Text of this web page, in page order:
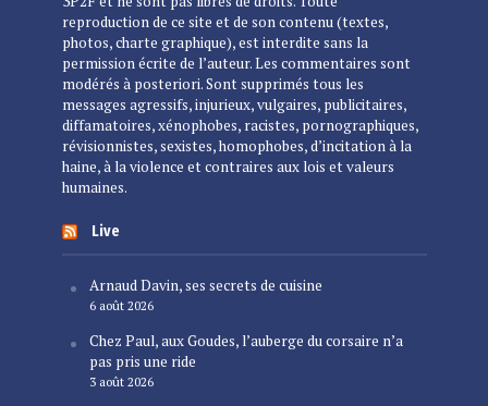
reproduction de ce site et de son contenu (textes,
photos, charte graphique), est interdite sans la
permission écrite de l’auteur. Les commentaires sont
modérés à posteriori. Sont supprimés tous les
messages agressifs, injurieux, vulgaires, publicitaires,
diffamatoires, xénophobes, racistes, pornographiques,
révisionnistes, sexistes, homophobes, d’incitation à la
haine, à la violence et contraires aux lois et valeurs
humaines.
Live
Arnaud Davin, ses secrets de cuisine
6 août 2026
Chez Paul, aux Goudes, l’auberge du corsaire n’a
pas pris une ride
3 août 2026